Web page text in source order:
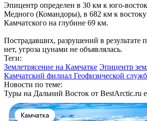
Эпицентр определен в 30 км к юго-
Медного (Командоры), в 682 км к
Камчатского на глубине 69 км.
Пострадавших, разрушений в результате
нет, угроза цунами не объявлялась.
Теги:
Землетрясение на Камчатке Эпицентр
Камчатский филиал Геофизической
Новости по теме:
Туры на Дальний Восток от BestArctic.ru